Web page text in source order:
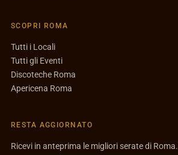
SCOPRI ROMA
Tutti i Locali
Tutti gli Eventi
Discoteche Roma
Apericena Roma
RESTA AGGIORNATO
Ricevi in anteprima le migliori serate di Roma.